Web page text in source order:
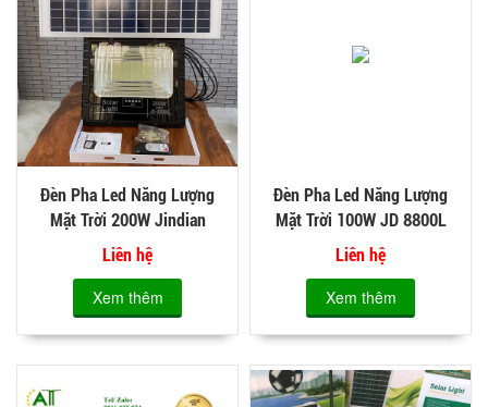
Đèn Pha Led Năng Lượng
Mặt Trời 200W Jindian
8200L
Liên hệ
Xem thêm
Đèn Pha Led Năng Lượng
Mặt Trời 100W JD 8800L
Liên hệ
Xem thêm